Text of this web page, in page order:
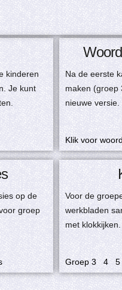
kinderen
Je kunt
Na de eerste
maken (groep
nieuwe versie.
Klik voor
op de
groep
Voor de
werkbladen
met klokkijken.
Groep3 4 5